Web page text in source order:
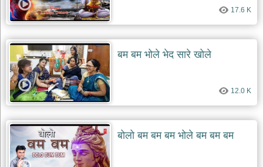
17.6 K
बम बम भोले भेद सारे खोले
12.0 K
बोलो बम बम बम भोले बम बम बम